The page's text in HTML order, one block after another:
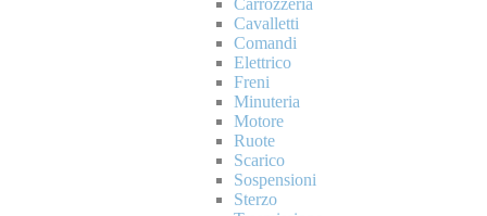
Carrozzeria
Cavalletti
Comandi
Elettrico
Freni
Minuteria
Motore
Ruote
Scarico
Sospensioni
Sterzo